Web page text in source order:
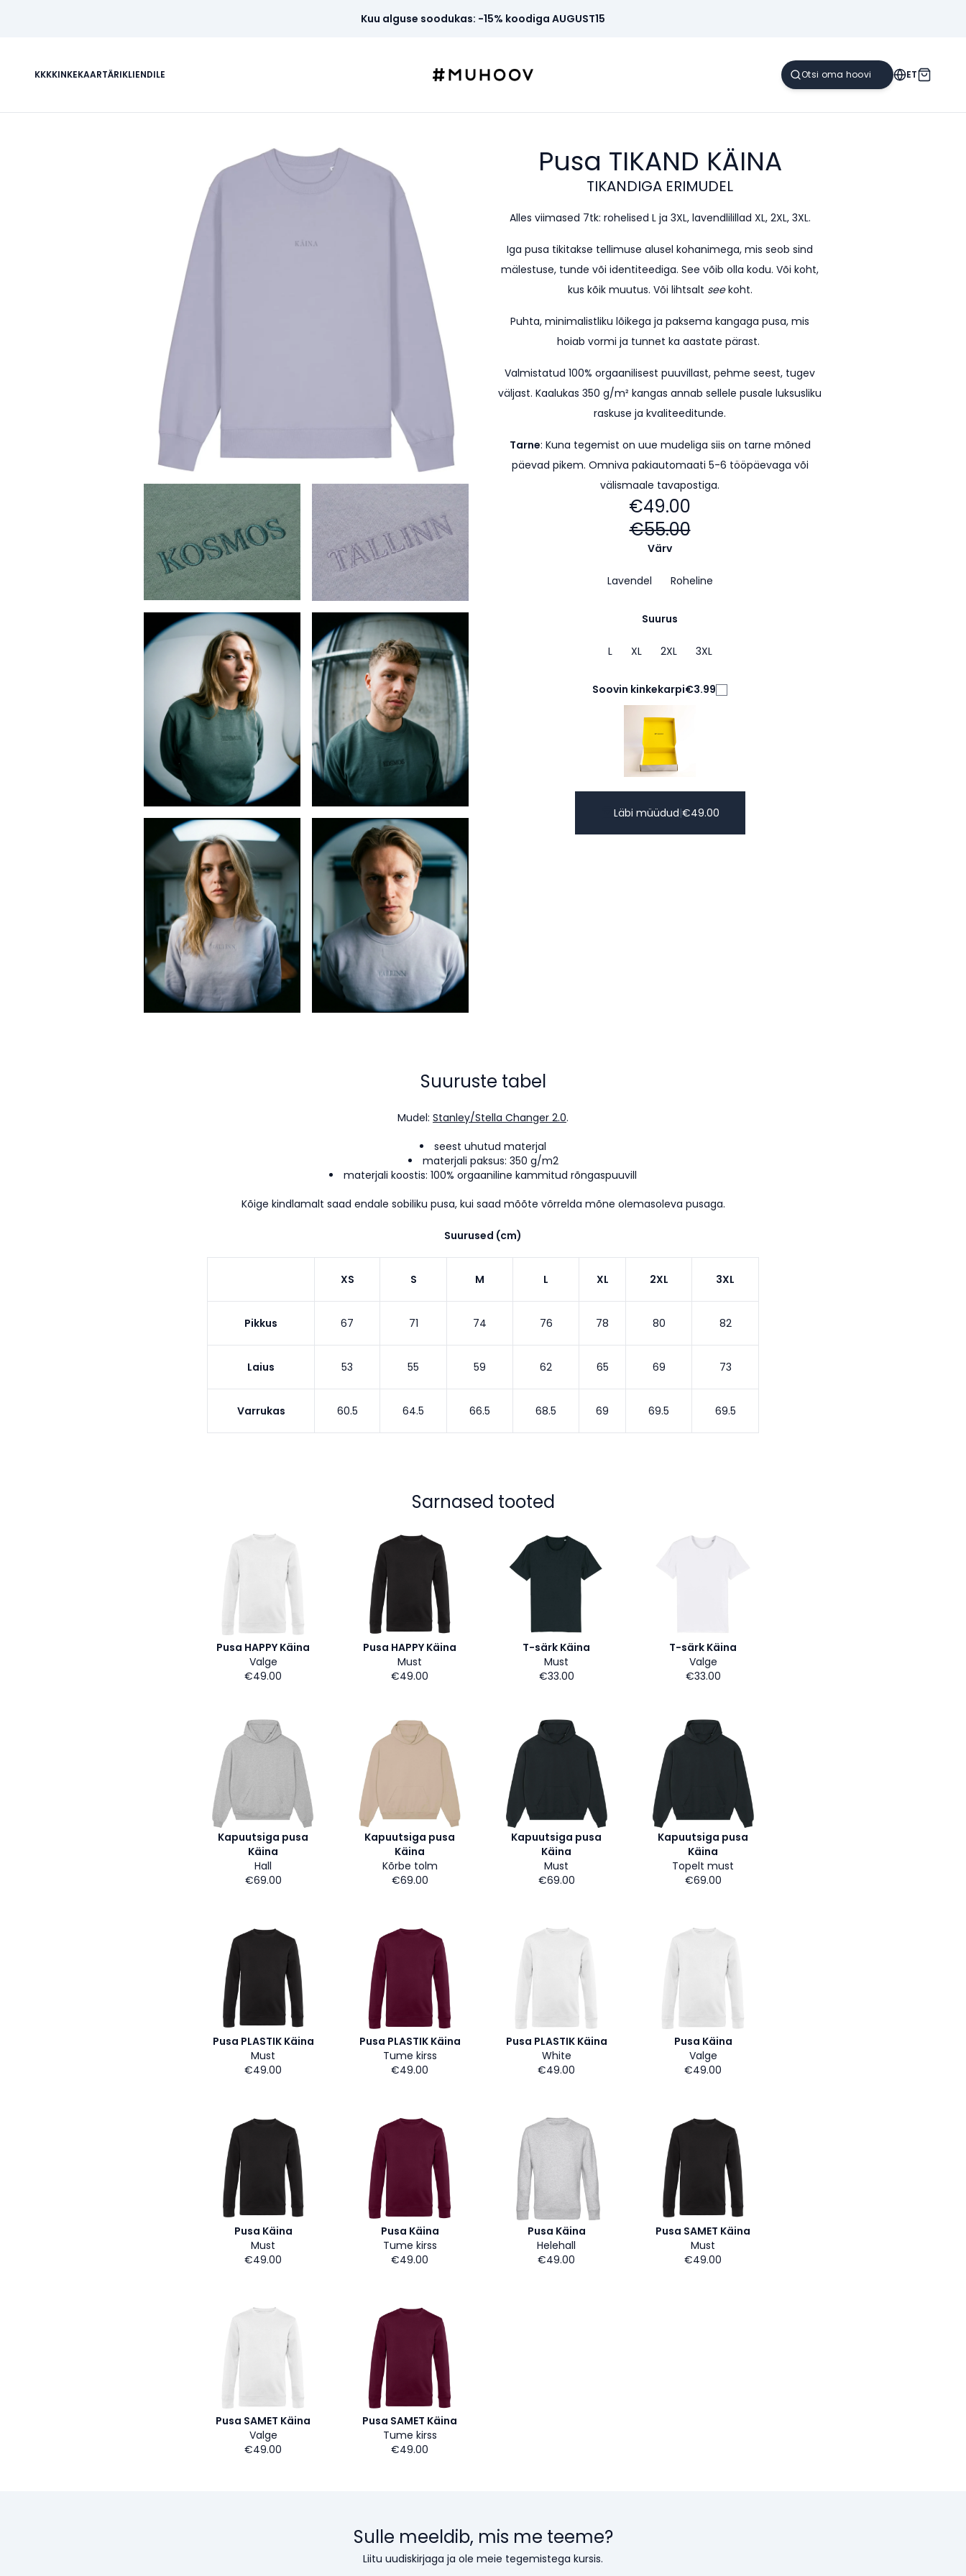
Kuu alguse soodukas: -15% koodiga AUGUST15
KKKKINKEKAARTÄRIKLIENDILE ET
Pusa TIKAND KÄINA
TIKANDIGA ERIMUDEL
Alles viimased 7tk: rohelised L ja 3XL, lavendlilillad XL, 2XL, 3XL.
Iga pusa tikitakse tellimuse alusel kohanimega, mis seob sind
mälestuse, tunde või identiteediga. See võib olla kodu. Või koht,
kus kõik muutus. Või lihtsalt seekoht.
Puhta, minimalistliku lõikega ja paksema kangaga pusa, mis
hoiab vormi ja tunnet ka aastate pärast.
Valmistatud 100% orgaanilisest puuvillast, pehme seest, tugev
väljast. Kaalukas 350 g/m² kangas annab sellele pusale luksusliku
raskuse ja kvaliteeditunde.
Tarne: Kuna tegemist on uue mudeliga siis on tarne mõned
päevad pikem. Omniva pakiautomaati 5-6 tööpäevaga või
välismaale tavapostiga.
€49.00
€55.00
Värv
Lavendel Roheline
Suurus
L XL 2XL 3XL
Soovin kinkekarpi€3.99
Läbi müüdud|€49.00
Suuruste tabel
Mudel: Stanley/Stella Changer 2.0.
seest uhutud materjal
materjali paksus: 350 g/m2
materjali koostis: 100% orgaaniline kammitud rõngaspuuvill
Kõige kindlamalt saad endale sobiliku pusa, kui saad mõõte võrrelda mõne olemasoleva pusaga.
Suurused (cm)
XS S M L XL 2XL 3XL
Pikkus 67 71 74 76 78 80 82
Laius 53 55 59 62 65 69 73
Varrukas 60.5 64.5 66.5 68.5 69 69.5 69.5
Sarnased tooted
Pusa HAPPY Käina
Valge
€49.00
Pusa HAPPY Käina
Must
€49.00
T-särk Käina
Must
€33.00
T-särk Käina
Valge
€33.00
Kapuutsiga pusa
Käina
Hall
€69.00
Kapuutsiga pusa
Käina
Kõrbe tolm
€69.00
Kapuutsiga pusa
Käina
Must
€69.00
Kapuutsiga pusa
Käina
Topelt must
€69.00
Pusa PLASTIK Käina
Must
€49.00
Pusa PLASTIK Käina
Tume kirss
€49.00
Pusa PLASTIK Käina
White
€49.00
Pusa Käina
Valge
€49.00
Pusa Käina
Must
€49.00
Pusa Käina
Tume kirss
€49.00
Pusa Käina
Helehall
€49.00
Pusa SAMET Käina
Must
€49.00
Pusa SAMET Käina
Valge
€49.00
Pusa SAMET Käina
Tume kirss
€49.00
Sulle meeldib, mis me teeme?
Liitu uudiskirjaga ja ole meie tegemistega kursis.